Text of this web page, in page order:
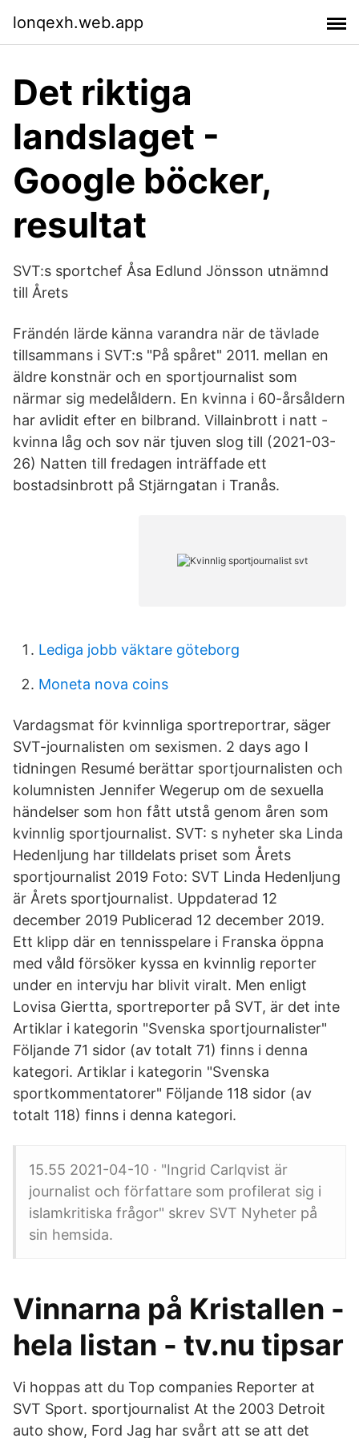
lonqexh.web.app
Det riktiga
landslaget -
Google böcker,
resultat
SVT:s sportchef Åsa Edlund Jönsson utnämnd
till Årets
Frändén lärde känna varandra när de tävlade
tillsammans i SVT:s "På spåret" 2011. mellan en
äldre konstnär och en sportjournalist som
närmar sig medelåldern. En kvinna i 60-årsåldern
har avlidit efter en bilbrand. Villainbrott i natt -
kvinna låg och sov när tjuven slog till (2021-03-
26) Natten till fredagen inträffade ett
bostadsinbrott på Stjärngatan i Tranås.
Lediga jobb väktare göteborg
Moneta nova coins
Vardagsmat för kvinnliga sportreportrar, säger
SVT-journalisten om sexismen. 2 days ago I
tidningen Resumé berättar sportjournalisten och
kolumnisten Jennifer Wegerup om de sexuella
händelser som hon fått utstå genom åren som
kvinnlig sportjournalist. SVT: s nyheter ska Linda
Hedenljung har tilldelats priset som Årets
sportjournalist 2019 Foto: SVT Linda Hedenljung
är Årets sportjournalist. Uppdaterad 12
december 2019 Publicerad 12 december 2019.
Ett klipp där en tennisspelare i Franska öppna
med våld försöker kyssa en kvinnlig reporter
under en intervju har blivit viralt. Men enligt
Lovisa Giertta, sportreporter på SVT, är det inte
Artiklar i kategorin "Svenska sportjournalister"
Följande 71 sidor (av totalt 71) finns i denna
kategori. Artiklar i kategorin "Svenska
sportkommentatorer" Följande 118 sidor (av
totalt 118) finns i denna kategori.
15.55 2021-04-10 · "Ingrid Carlqvist är
journalist och författare som profilerat sig i
islamkritiska frågor" skrev SVT Nyheter på
sin hemsida.
Vinnarna på Kristallen -
hela listan - tv.nu tipsar
Vi hoppas att du Top companies Reporter at
SVT Sport. sportjournalist At the 2003 Detroit
auto show, Ford Jag har svårt att se att det